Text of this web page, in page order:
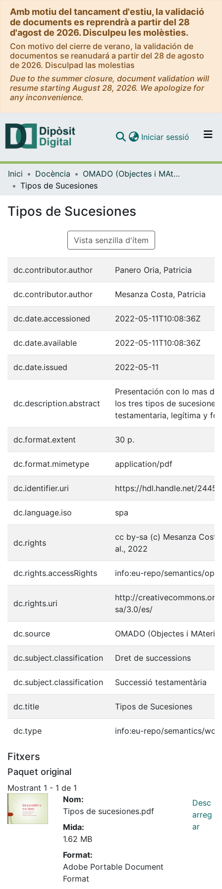
Amb motiu del tancament d'estiu, la validació
de documents es reprendrà a partir del 28
d'agost de 2026. Disculpeu les molèsties.
Con motivo del cierre de verano, la validación de
documentos se reanudará a partir del 28 de agosto
de 2026. Disculpad las molestias
Due to the summer closure, document validation will
resume starting August 28, 2026. We apologize for
any inconvenience.
Navega per tot el DD
Contacte
Iniciar sessió (current)
Inici Docència
OMADO (Objectes i MAterials DOcents)
Tipos de Sucesiones
Tipos de Sucesiones
Vista senzilla d'ítem
dc.contributor.author Panero Oria, Patricia
dc.contributor.author Mesanza Costa, Patricia
dc.date.accessioned 2022-05-11T10:08:36Z
dc.date.available 2022-05-11T10:08:36Z
dc.date.issued 2022-05-11
dc.description.abstract
Presentación con lo mas
los tres tipos de sucesiones,
testamentaria, legítima y
dc.format.extent 30 p.
dc.format.mimetype application/pdf
dc.identifier.uri https://hdl.handle.net/2445/
dc.language.iso spa
dc.rights
cc by-sa (c) Mesanza
al., 2022
dc.rights.accessRights info:eu-repo/semantics/
dc.rights.uri
http://
sa/3.0/es/
dc.source OMADO (Objectes i
dc.subject.classification Dret de successions
dc.subject.classification Successió testamentària
dc.title Tipos de Sucesiones
dc.type info:eu-repo/semantics/
Fitxers
Paquet original
Mostrant 1 - 1 de 1
Nom:
Tipos de sucesiones.pdf
Mida:
1.62 MB
Format:
Adobe Portable Document
Format
Desc
arreg
ar